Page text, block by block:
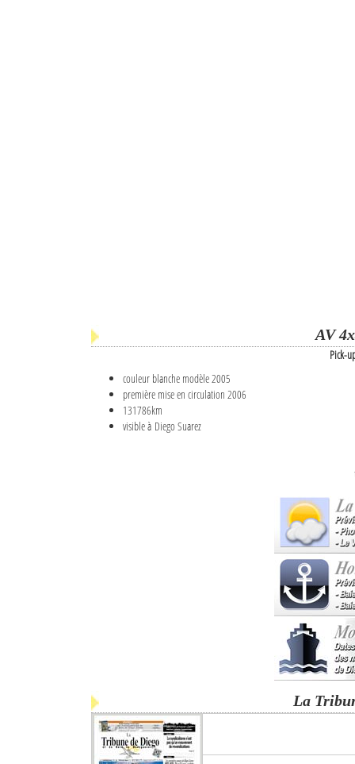
AV
Pick-
couleur blanche modèle 2005
première mise en circulation 2006
131786km
visible à Diego Suarez
La